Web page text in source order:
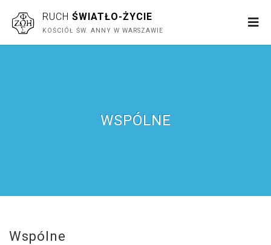
RUCH ŚWIATŁO-ŻYCIE
KOŚCIÓŁ ŚW. ANNY W WARSZAWIE
WSPÓLNE
Wspólne